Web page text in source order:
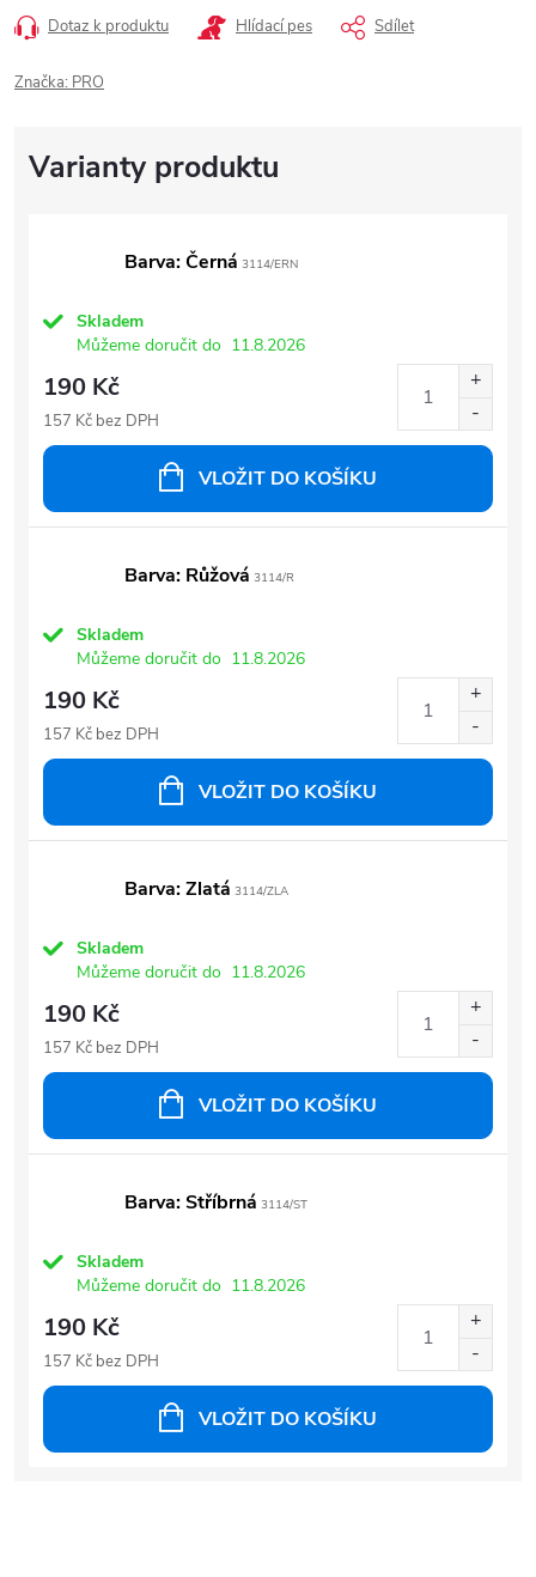
Dotaz k produktu Hlídací pes Sdílet
Značka: PRO
Barva: Černá 3114/ERN
Skladem
Můžeme doručit do 11.8.2026
190 Kč
157 Kč bez DPH
VLOŽIT DO KOŠÍKU
Barva: Růžová 3114/R
Skladem
Můžeme doručit do 11.8.2026
190 Kč
157 Kč bez DPH
VLOŽIT DO KOŠÍKU
Barva: Zlatá 3114/ZLA
Skladem
Můžeme doručit do 11.8.2026
190 Kč
157 Kč bez DPH
VLOŽIT DO KOŠÍKU
Barva: Stříbrná 3114/ST
Skladem
Můžeme doručit do 11.8.2026
190 Kč
157 Kč bez DPH
VLOŽIT DO KOŠÍKU